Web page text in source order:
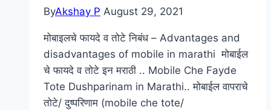
ByAkshay P August 29, 2021
मोबाइलचे फायदे व तोटे निबंध – Advantages and
disadvantages of mobile in marathi मोबाईल
चे फायदे व तोटे इन मराठी .. Mobile Che Fayde
Tote Dushparinam in Marathi.. मोबाईल वापराचे
तोटे/ दुष्परिणाम (mobile che tote/